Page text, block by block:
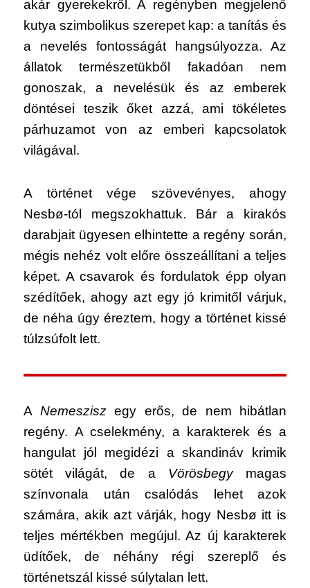
akár gyerekekről. A regényben megjelenő
kutya szimbolikus szerepet kap: a tanítás és
a nevelés fontosságát hangsúlyozza. Az
állatok természetükből fakadóan nem
gonoszak, a nevelésük és az emberek
döntései teszik őket azzá, ami tökéletes
párhuzamot von az emberi kapcsolatok
világával.
A történet vége szövevényes, ahogy
Nesbø-tól megszokhattuk. Bár a kirakós
darabjait ügyesen elhintette a regény során,
mégis nehéz volt előre összeállítani a teljes
képet. A csavarok és fordulatok épp olyan
szédítőek, ahogy azt egy jó krimitől várjuk,
de néha úgy éreztem, hogy a történet kissé
túlzsúfolt lett.
A Nemesziszegy erős, de nem hibátlan
regény. A cselekmény, a karakterek és a
hangulat jól megidézi a skandináv krimik
sötét világát, de a Vörösbegymagas
színvonala után csalódás lehet azok
számára, akik azt várják, hogy Nesbø itt is
teljes mértékben megújul. Az új karakterek
üdítőek, de néhány régi szereplő és
történetszál kissé súlytalan lett.